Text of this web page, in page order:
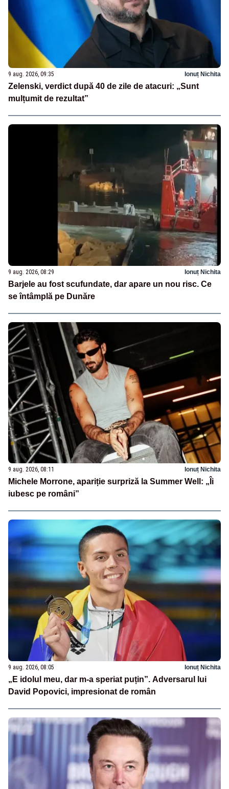
9 aug. 2026, 09:35 Ionuț Nichita
Zelenski, verdict după 40 de zile de atacuri: „Sunt
mulțumit de rezultat”
9 aug. 2026, 08:29 Ionuț Nichita
Barjele au fost scufundate, dar apare un nou risc. Ce
se întâmplă pe Dunăre
9 aug. 2026, 08:11 Ionuț Nichita
Michele Morrone, apariție surpriză la Summer Well: „Îi
iubesc pe români”
9 aug. 2026, 08:05 Ionuț Nichita
„E idolul meu, dar m-a speriat puțin”. Adversarul lui
David Popovici, impresionat de român